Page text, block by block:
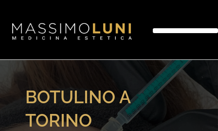
BOTULINO A
TORINO